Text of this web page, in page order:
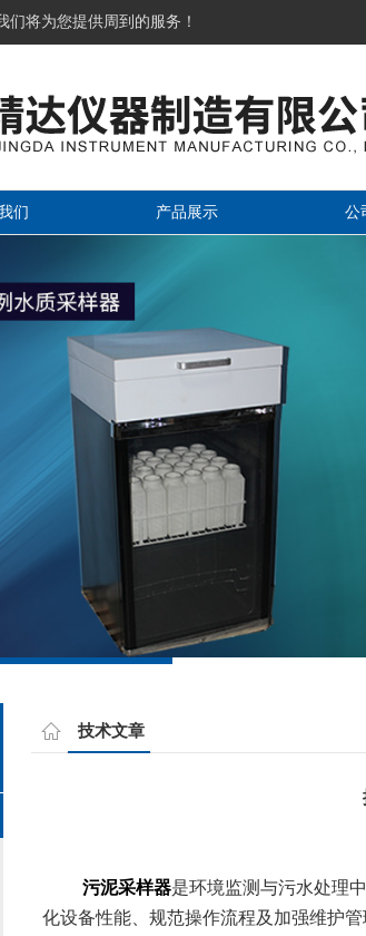
将为您提供周到的服务！
们 产品展示 公
技术文章
污泥采样器是环境监测与污水处理
化设备性能、规范操作流程及加强维护